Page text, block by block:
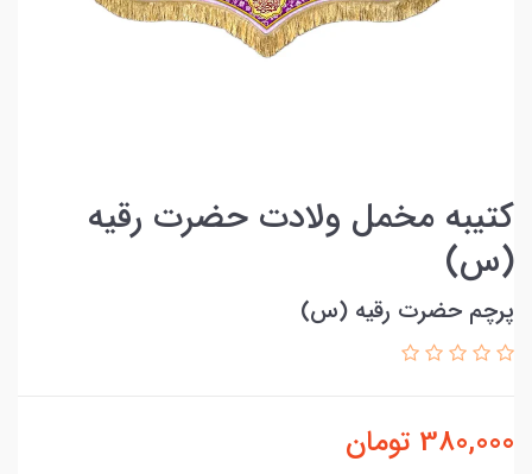
کتیبه مخمل ولادت حضرت رقیه
(س)
پرچم حضرت رقیه (س)
380,000 تومان